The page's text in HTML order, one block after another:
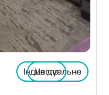
Індивідуальне
Цегла